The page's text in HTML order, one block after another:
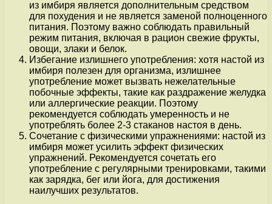
из имбиря является дополнительным средством
для похудения и не является заменой полноценного
питания. Поэтому важно соблюдать правильный
режим питания, включая в рацион свежие фрукты,
овощи, злаки и белок.
Избегание излишнего употребления: хотя настой из
имбиря полезен для организма, излишнее
употребление может вызвать нежелательные
побочные эффекты, такие как раздражение желудка
или аллергические реакции. Поэтому
рекомендуется соблюдать умеренность и не
употреблять более 2-3 стаканов настоя в день.
Сочетание с физическими упражнениями: настой из
имбиря может усилить эффект физических
упражнений. Рекомендуется сочетать его
употребление с регулярными тренировками, такими
как зарядка, бег или йога, для достижения
наилучших результатов.